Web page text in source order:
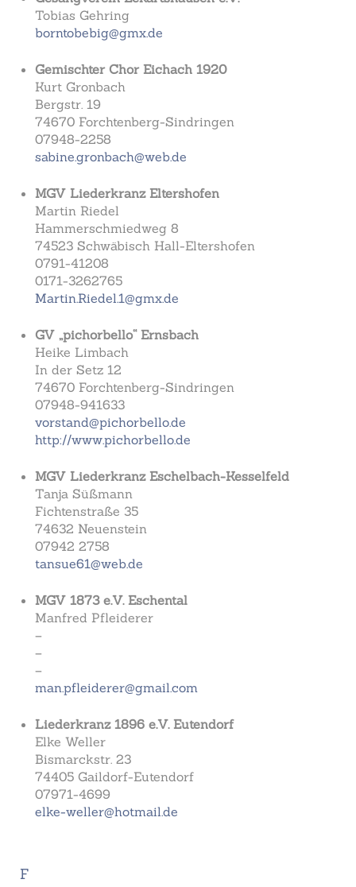
Tobias Gehring
borntobebig@gmx.de
Gemischter Chor Eichach 1920
Kurt Gronbach
Bergstr. 19
74670 Forchtenberg-Sindringen
07948-2258
sabine.gronbach@web.de
MGV Liederkranz Eltershofen
Martin Riedel
Hammerschmiedweg 8
74523 Schwäbisch Hall-Eltershofen
0791-41208
0171-3262765
Martin.Riedel.1@gmx.de
GV „pichorbello“ Ernsbach
Heike Limbach
In der Setz 12
74670 Forchtenberg-Sindringen
07948-941633
vorstand@pichorbello.de
http://www.pichorbello.de
MGV Liederkranz Eschelbach-Kesselfeld
Tanja Süßmann
Fichtenstraße 35
74632 Neuenstein
07942 2758
tansue61@web.de
MGV 1873 e.V. Eschental
Manfred Pfleiderer
–
–
–
man.pfleiderer@gmail.com
Liederkranz 1896 e.V. Eutendorf
Elke Weller
Bismarckstr. 23
74405 Gaildorf-Eutendorf
07971-4699
elke-weller@hotmail.de
F